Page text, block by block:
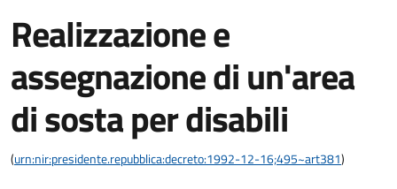
Realizzazione e
assegnazione di un'area
di sosta per disabili
(urn:nir:presidente.repubblica:decreto:1992-12-16;495~art381)